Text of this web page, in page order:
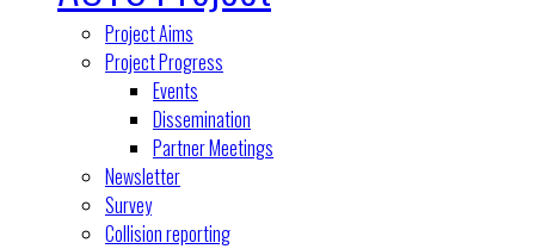
Project Aims
Project Progress
Events
Dissemination
Partner Meetings
Newsletter
Survey
Collision reporting